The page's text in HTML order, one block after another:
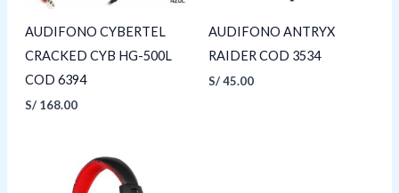
AUDIFONO CYBERTEL
CRACKED CYB HG-500L
COD 6394
S/168.00
AUDIFONO ANTRYX
RAIDER COD 3534
S/45.00